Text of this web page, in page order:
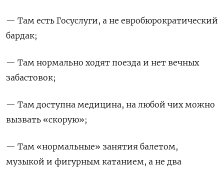
— Там есть Госуслуги, а не евробюрократический
бардак;
— Там нормально ходят поезда и нет вечных
забастовок;
— Там доступна медицина, на любой чих можно
вызвать «скорую»;
— Там «нормальные» занятия балетом,
музыкой и фигурным катанием, а не два